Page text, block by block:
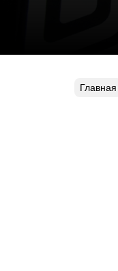
Главная